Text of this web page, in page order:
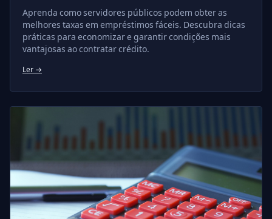
Aprenda como servidores públicos podem obter as
melhores taxas em empréstimos fáceis. Descubra dicas
práticas para economizar e garantir condições mais
vantajosas ao contratar crédito.
Ler →